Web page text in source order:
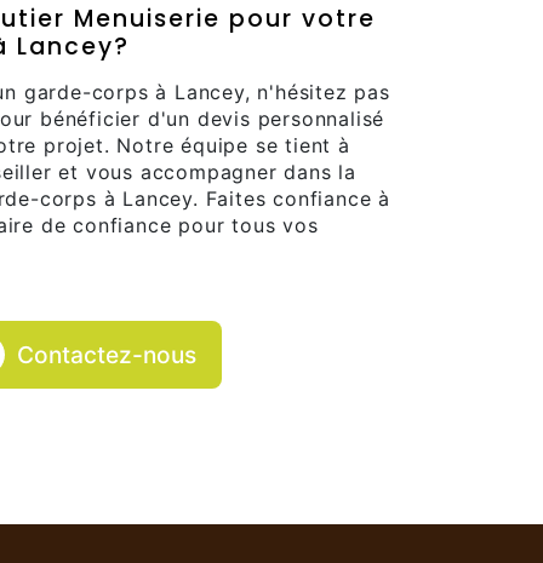
Menuiserie pour votre
garde-corps à Lancey, n'hésitez pas
bénéficier d'un devis personnalisé
projet. Notre équipe se tient à
et vous accompagner dans la
corps à Lancey. Faites confiance à
de confiance pour tous vos
Contactez-nous